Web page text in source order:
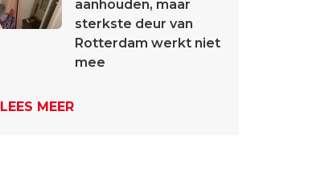
aanhouden, maar
sterkste deur van
Rotterdam werkt niet
mee
LEES MEER